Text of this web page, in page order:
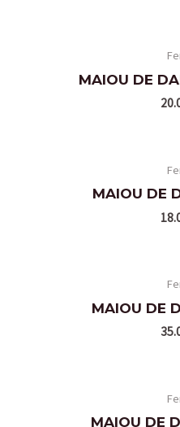
MAIOU DE
MAIOU DE
MAIOU DE
MAIOU DE